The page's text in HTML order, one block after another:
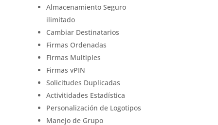
Almacenamiento Seguro
ilimitado
Cambiar Destinatarios
Firmas Ordenadas
Firmas Multiples
Firmas vPIN
Solicitudes Duplicadas
Activitidades Estadística
Personalización de Logotipos
Manejo de Grupo